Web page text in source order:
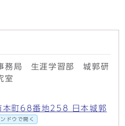
務局 生涯学習部 城郭研
室
町68番地258 日本城郭
ドウで開く